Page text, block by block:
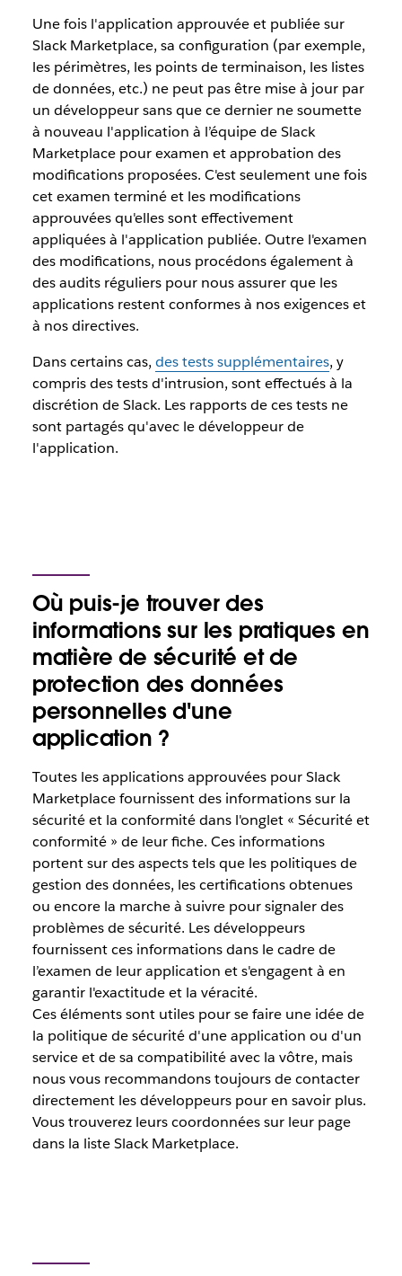
Une fois l'application approuvée et publiée sur
Slack Marketplace, sa configuration (par exemple,
les périmètres, les points de terminaison, les listes
de données, etc.) ne peut pas être mise à jour par
un développeur sans que ce dernier ne soumette
à nouveau l'application à l’équipe de Slack
Marketplace pour examen et approbation des
modifications proposées. C'est seulement une fois
cet examen terminé et les modifications
approuvées qu'elles sont effectivement
appliquées à l'application publiée. Outre l'examen
des modifications, nous procédons également à
des audits réguliers pour nous assurer que les
applications restent conformes à nos exigences et
à nos directives.
Dans certains cas, des tests supplémentaires, y
compris des tests d'intrusion, sont effectués à la
discrétion de Slack. Les rapports de ces tests ne
sont partagés qu'avec le développeur de
l'application.
Où puis-je trouver des
informations sur les pratiques en
matière de sécurité et de
protection des données
personnelles d'une
application ?
Toutes les applications approuvées pour Slack
Marketplace fournissent des informations sur la
sécurité et la conformité dans l'onglet « Sécurité et
conformité » de leur fiche. Ces informations
portent sur des aspects tels que les politiques de
gestion des données, les certifications obtenues
ou encore la marche à suivre pour signaler des
problèmes de sécurité. Les développeurs
fournissent ces informations dans le cadre de
l’examen de leur application et s'engagent à en
garantir l'exactitude et la véracité.
Ces éléments sont utiles pour se faire une idée de
la politique de sécurité d'une application ou d'un
service et de sa compatibilité avec la vôtre, mais
nous vous recommandons toujours de contacter
directement les développeurs pour en savoir plus.
Vous trouverez leurs coordonnées sur leur page
dans la liste Slack Marketplace.